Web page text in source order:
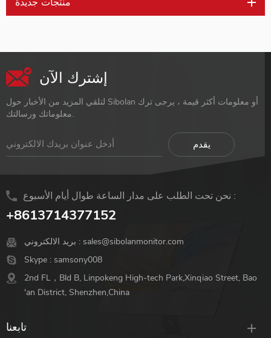
إشترك الآن
لتلقي المزيد من الأخبار حول Sibolan أو معلومات أكثر قيمة ، يرجى ترك
معلوماتك ورسالتك.
نحن تحت الطلب على مدار الساعة طوال أيام الأسبوع :
+8613714377152
بريد الالكتروني : sales@sibolanmonitor.com
Skype : samsony008
2nd FL，Bld B, Linpokeng High-tech Park,Xinqiao Street, Bao
'an District, Shenzhen,China
تابعنا